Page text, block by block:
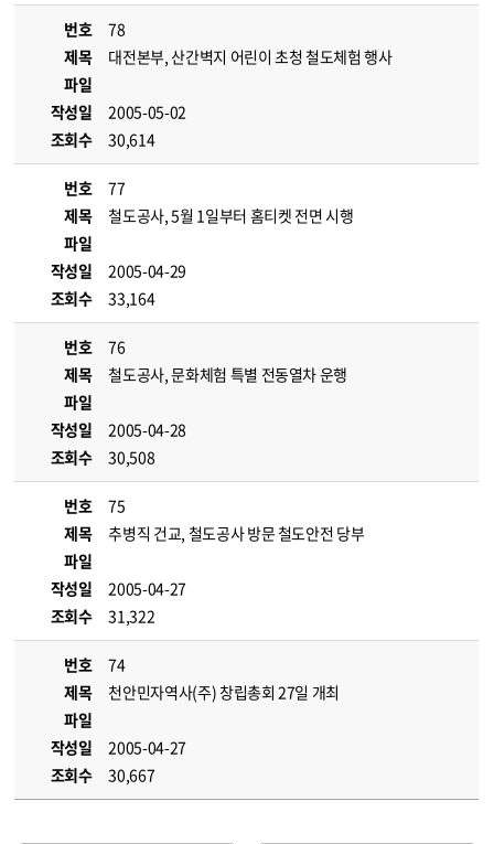
번호
78
제목
대전본부, 산간벽지 어린이 초청 철도체험 행사
파일
작성일
2005-05-02
조회수
30,614
번호
77
제목
철도공사, 5월 1일부터 홈티켓 전면 시행
파일
작성일
2005-04-29
조회수
33,164
번호
76
제목
철도공사, 문화체험 특별 전동열차 운행
파일
작성일
2005-04-28
조회수
30,508
번호
75
제목
추병직 건교, 철도공사 방문 철도안전 당부
파일
작성일
2005-04-27
조회수
31,322
번호
74
제목
천안민자역사(주) 창립총회 27일 개최
파일
작성일
2005-04-27
조회수
30,667